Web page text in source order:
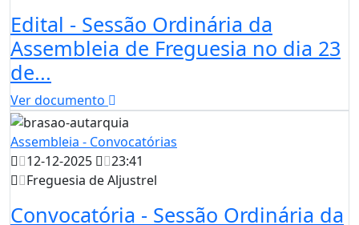
Edital - Sessão Ordinária da
Assembleia de Freguesia no dia 23
de...
Ver documento
Assembleia - Convocatórias
12-12-2025
23:41
Freguesia de Aljustrel
Convocatória - Sessão Ordinária da